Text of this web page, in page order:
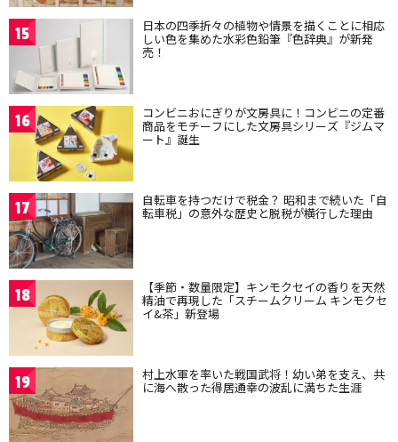
15 日本の四季折々の植物や情景を描くことに相応
しい色を集めた水彩色鉛筆『色辞典』が新発
売！
16 コンビニおにぎりが文房具に！コンビニの定番
商品をモチーフにした文房具シリーズ『ジムマ
ート』誕生
17 自転車を持つだけで税金？ 昭和まで続いた「自
転車税」の意外な歴史と脱税が横行した理由
18 【季節・数量限定】キンモクセイの香りを天然
精油で再現した「スチームクリーム キンモクセ
イ&茶」新登場
19 村上水軍を率いた戦国武将！幼い弟を支え、共
に海へ散った得居通幸の波乱に満ちた生涯